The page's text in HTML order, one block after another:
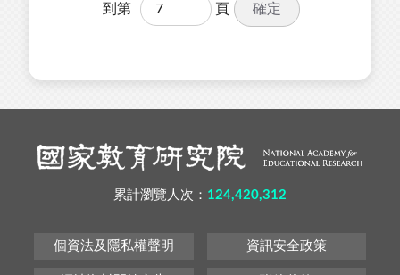
到第 頁 確定
累計瀏覽人次： 124,420,312
個資法及隱私權聲明 資訊安全政策